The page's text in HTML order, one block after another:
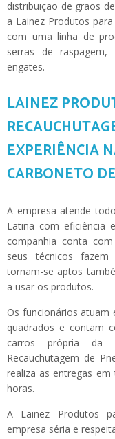
distribuição de grãos de
a Lainez Produtos
com uma linha de
serras de
engates.
LAINEZ
EXPERIÊNCIA
CARBONETO
A empresa atende
Latina com eficiência
companhia conta
seus técnicos
tornam-se aptos
a usar os produtos.
Os funcionários
quadrados e contam
carros própria da
Recauchutagem de
realiza as entregas
horas.
A Lainez Produtos
empresa séria e